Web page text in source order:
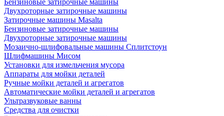
Бензиновые затирочные машины
Двухроторные затирочные машины
Затирочные машины Masalta
Бензиновые затирочные машины
Двухроторные затирочные машины
Мозаично-шлифовальные машины Сплитстоун
Шлифмашины Мисом
Установки для измельчения мусора
Аппараты для мойки деталей
Ручные мойки деталей и агрегатов
Автоматические мойки деталей и агрегатов
Ультразвуковые ванны
Средства для очистки